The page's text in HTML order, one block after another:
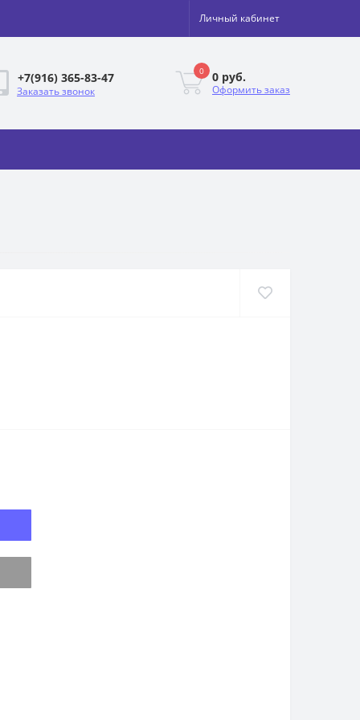
Личный кабинет
+7(916) 365-83-47
Заказать звонок
0 0 руб.
Оформить заказ